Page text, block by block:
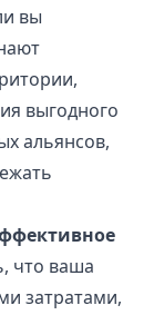
вы
выгодного
альянсов,
что ваша
затратами,